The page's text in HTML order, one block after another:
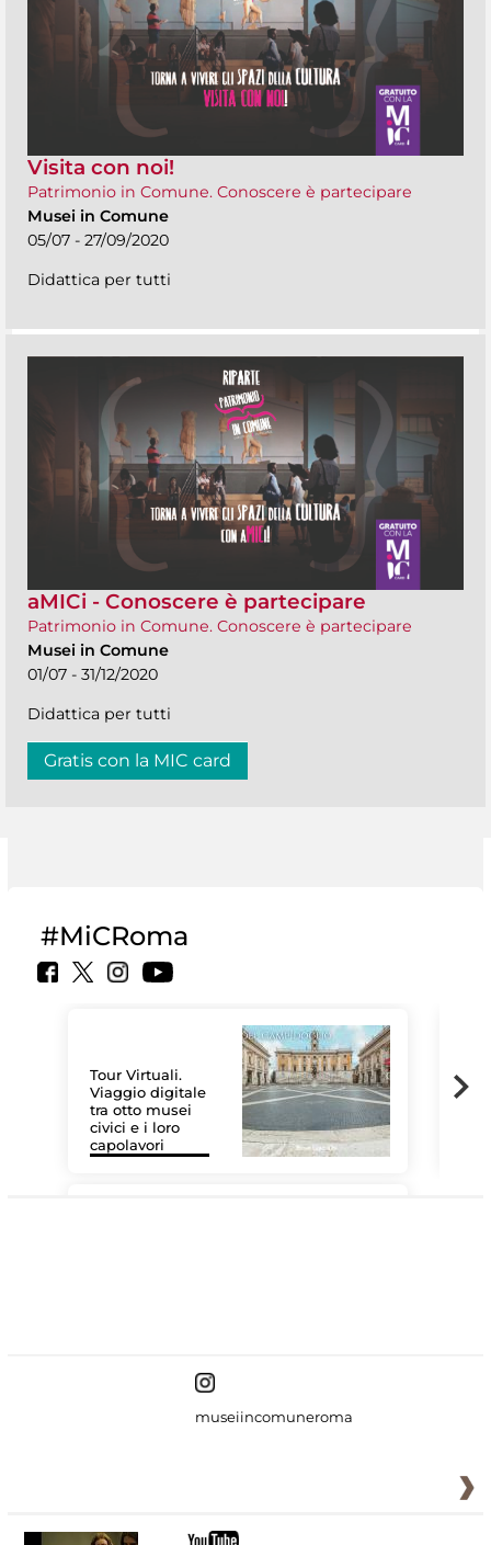
Visita con noi!
Patrimonio in Comune. Conoscere è partecipare
Musei in Comune
05/07 - 27/09/2020
Didattica per tutti
aMICi - Conoscere è partecipare
Patrimonio in Comune. Conoscere è partecipare
Musei in Comune
01/07 - 31/12/2020
Didattica per tutti
Gratis con la MIC card
#MiCRoma
Tour Virtuali.
Viaggio digitale
tra otto musei
civici e i loro
capolavori
museiincomuneroma